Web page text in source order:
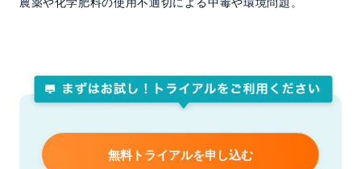
無料トライアルを申し込む